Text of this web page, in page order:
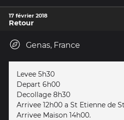
17 février 2018
Retour
Genas, France
Levee 5h30
Depart 6h00
Decollage 8h30
Arrivee 12h00 a St Etienne de
Arrivee Maison 14h00.